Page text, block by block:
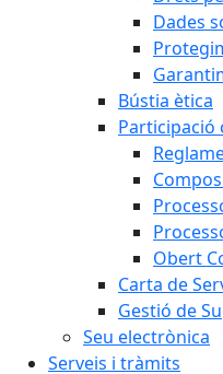
Dades
Bústia ètica
Participació
Obert
Carta de
Gestió de
Seu electrònica
Serveis i tràmits